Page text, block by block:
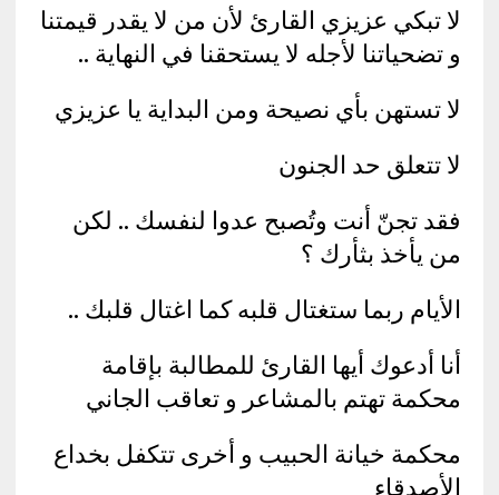
لا تبكي عزيزي القارئ لأن من لا يقدر قيمتنا
و تضحياتنا لأجله لا يستحقنا في النهاية ..
لا تستھن بأي نصيحة ومن البداية يا عزيزي
لا تتعلق حد الجنون
فقد تجنّ أنت وتُصبح عدوا لنفسك .. لكن
من يأخذ بثأرك ؟
الأيام ربما ستغتال قلبه كما اغتال قلبك ..
أنا أدعوك أيها القارئ للمطالبة بإقامة
محكمة تهتم بالمشاعر و تعاقب الجاني
محكمة خيانة الحبيب و أخرى تتكفل بخداع
الأصدقاء